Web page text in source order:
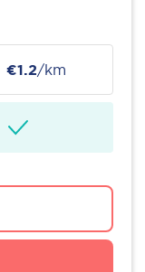
€1.2/km